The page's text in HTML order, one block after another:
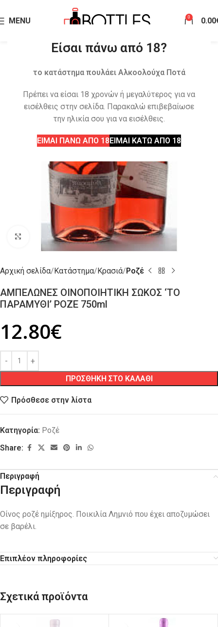
Είσαι πάνω από 18?
το κατάστημα πουλάει Αλκοολούχα Ποτά
Πρέπει να είσαι 18 χρονών ή μεγαλύτερος για να
εισέλθεις στην σελίδα. Παρακαλώ επιβεβαίωσε
την ηλικία σου για να εισέλθεις.
ΕΙΜΑΙ ΠΑΝΩ ΑΠΟ 18ΕΙΜΑΙ ΚΑΤΩ ΑΠΟ 18
MENU 0 0.00
Click to enlarge
Αρχική σελίδα Κατάστημα Κρασιά Ροζέ
ΑΜΠΕΛΩΝΕΣ ΟΙΝΟΠΟΙΗΤΙΚΗ ΣΩΚΟΣ ‘ΤΟ
ΠΑΡΑΜΥΘΙ’ ΡΟΖΕ 750ml
12.80€
ΠΡΟΣΘΗΚΗ ΣΤΟ ΚΑΛΑΘΙ
Πρόσθεσε στην λίστα
Κατηγορία: Ροζέ
Share:
Περιγραφή
Περιγραφή
Οίνος ροζέ ημίξηρος. Ποικιλία Λημνιό που έχει αποζυμώσει
σε βαρέλι.
Επιπλέον πληροφορίες
Σχετικά προϊόντα